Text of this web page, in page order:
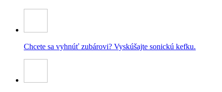
Chcete sa vyhnúť zubárovi? Vyskúšajte sonickú kefku.